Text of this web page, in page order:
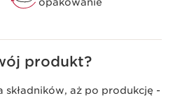
który pozostawia na skórze
opakowanie
produkt?
składników, aż po produkcję -